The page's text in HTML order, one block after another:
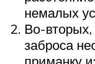
немалых
Во-вторых,
заброса